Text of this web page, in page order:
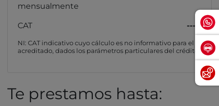
mensualmente
CAT -----
NI: CAT indicativo cuyo cálculo es no informativo para el
acreditado, dados los parámetros particulares del crédito
Te prestamos hasta: